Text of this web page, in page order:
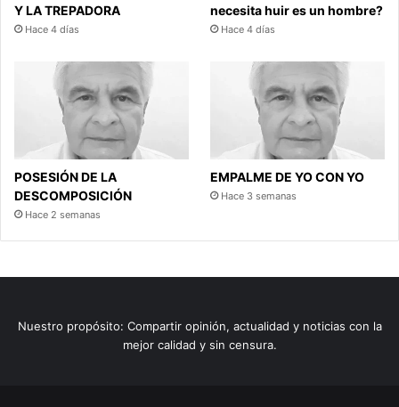
Y LA TREPADORA
Hace 4 días
necesita huir es un hombre?
Hace 4 días
POSESIÓN DE LA
DESCOMPOSICIÓN
Hace 2 semanas
EMPALME DE YO CON YO
Hace 3 semanas
Nuestro propósito: Compartir opinión, actualidad y noticias con la
mejor calidad y sin censura.